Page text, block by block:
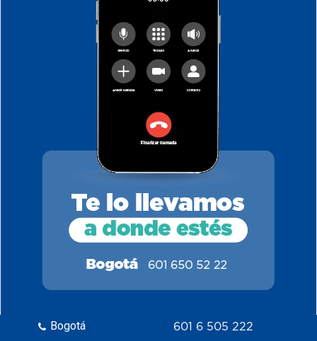
Bogotá
601 6 505 222